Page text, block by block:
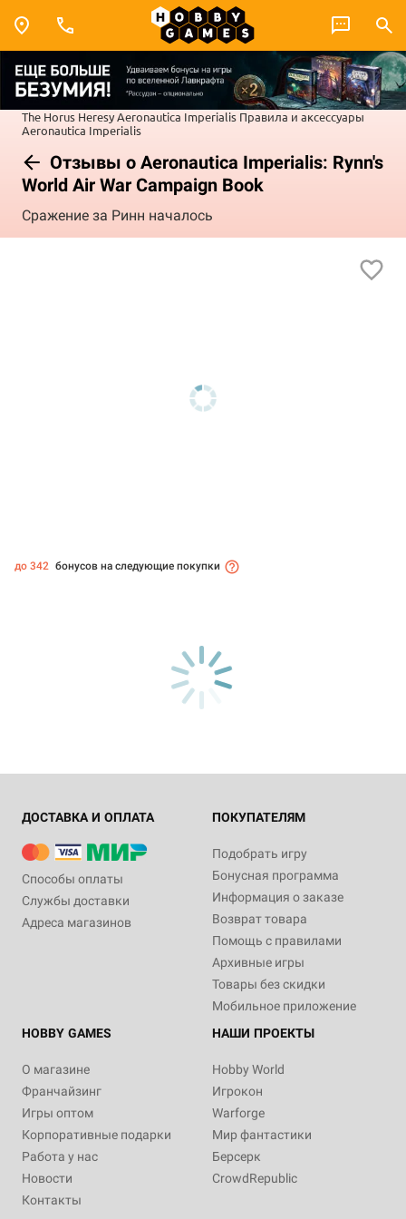
The Horus HeresyAeronautica Imperialis Правила и аксессуары
Aeronautica Imperialis
Отзывы о Aeronautica Imperialis: Rynn's
World Air War Campaign Book
Сражение за Ринн началось
до 342 бонусов на следующие покупки
ДОСТАВКА И ОПЛАТА
Способы оплаты
Службы доставки
Адреса магазинов
ПОКУПАТЕЛЯМ
Подобрать игру
Бонусная программа
Информация о заказе
Возврат товара
Помощь с правилами
Архивные игры
Товары без скидки
Мобильное приложение
HOBBY GAMES
О магазине
Франчайзинг
Игры оптом
Корпоративные подарки
Работа у нас
Новости
Контакты
НАШИ ПРОЕКТЫ
Hobby World
Игрокон
Warforge
Мир фантастики
Берсерк
CrowdRepublic